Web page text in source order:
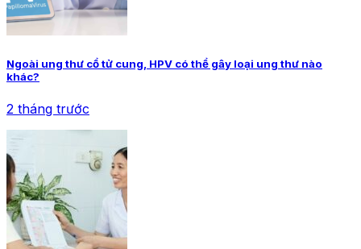
Ngoài ung thư cổ tử cung, HPV có thể gây loại ung thư nào
khác?
2 tháng trước